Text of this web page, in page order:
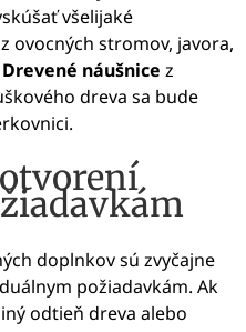
všelijaké
ovocných stromov, javora,
Drevené náušnice z
dreva sa bude
doplnkov sú zvyčajne
požiadavkám. Ak
odtieň dreva alebo